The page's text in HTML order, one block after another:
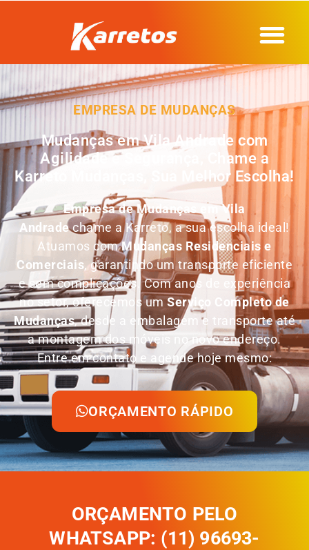
EMPRESA DE MUDANÇAS
Mudanças em Vila Andrade com
Agilidade e Segurança, Chame a
Karreto Mudanças, Sua Melhor Escolha!
Empresa de Mudanças emVila
Andradechame a Karreto, a sua escolha ideal!
Atuamos comMudanças Residenciais e
Comerciais, garantindo um transporte eficiente
e sem complicações. Com anos de experiência
no setor, oferecemos umServiço Completo de
Mudanças, desde a embalagem e transporte até
a montagem dos móveis no novo endereço.
Entre em contato e agende hoje mesmo:
ORÇAMENTO RÁPIDO
ORÇAMENTO PELO
WHATSAPP: (11) 96693-